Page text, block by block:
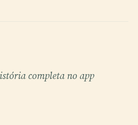
completa no app